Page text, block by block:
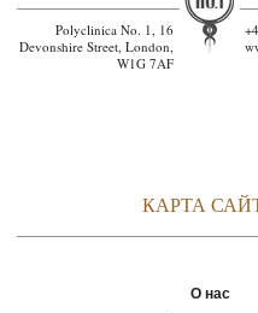
Polyclinica No. 1, 16
Devonshire Street, London,
W1G 7AF
КАРТА
О нас